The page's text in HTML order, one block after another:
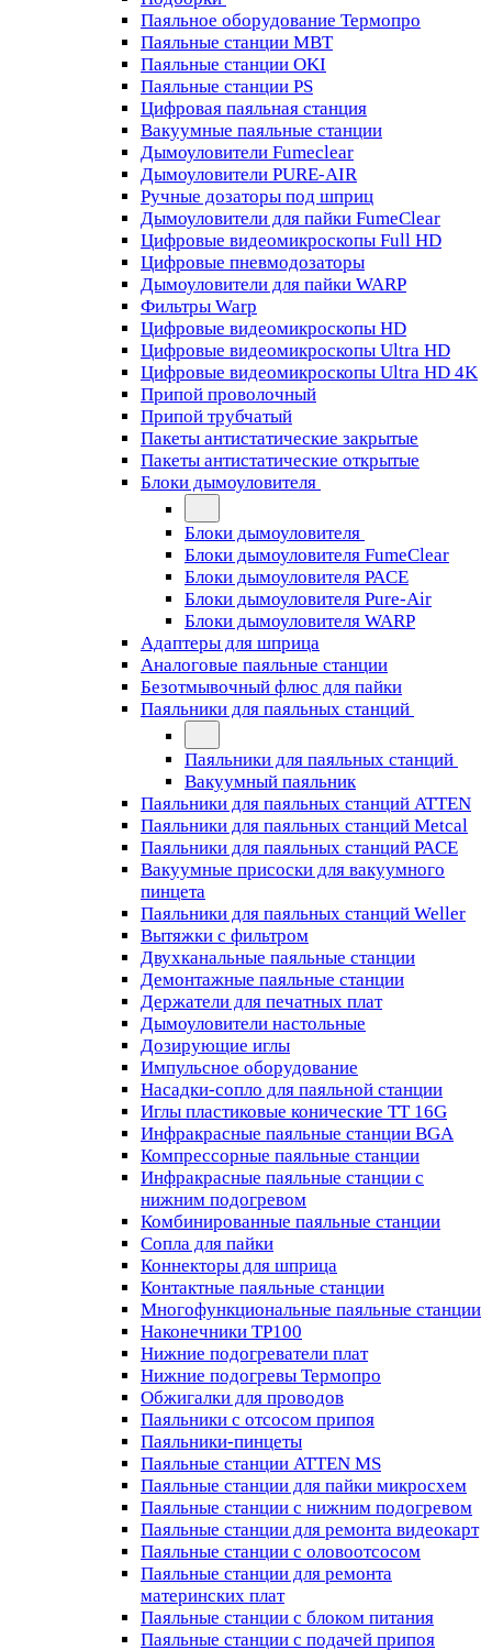
Паяльное оборудование Термопро
Паяльные станции MBT
Паяльные станции OKI
Паяльные станции PS
Цифровая паяльная станция
Вакуумные паяльные станции
Дымоуловители Fumeclear
Дымоуловители PURE-AIR
Ручные дозаторы под шприц
Дымоуловители для пайки FumeClear
Цифровые видеомикроскопы Full HD
Цифровые пневмодозаторы
Дымоуловители для пайки WARP
Фильтры Warp
Цифровые видеомикроскопы HD
Цифровые видеомикроскопы Ultra HD
Цифровые видеомикроскопы Ultra HD 4K
Припой проволочный
Припой трубчатый
Пакеты антистатические закрытые
Пакеты антистатические открытые
Блоки дымоуловителя
Блоки дымоуловителя
Блоки дымоуловителя FumeClear
Блоки дымоуловителя PACE
Блоки дымоуловителя Pure-Air
Блоки дымоуловителя WARP
Адаптеры для шприца
Аналоговые паяльные станции
Безотмывочный флюс для пайки
Паяльники для паяльных станций
Паяльники для паяльных станций
Вакуумный паяльник
Паяльники для паяльных станций ATTEN
Паяльники для паяльных станций Metcal
Паяльники для паяльных станций PACE
Вакуумные присоски для вакуумного
пинцета
Паяльники для паяльных станций Weller
Вытяжки с фильтром
Двухканальные паяльные станции
Демонтажные паяльные станции
Держатели для печатных плат
Дымоуловители настольные
Дозирующие иглы
Импульсное оборудование
Насадки-сопло для паяльной станции
Иглы пластиковые конические TT 16G
Инфракрасные паяльные станции BGA
Компрессорные паяльные станции
Инфракрасные паяльные станции с
нижним подогревом
Комбинированные паяльные станции
Сопла для пайки
Коннекторы для шприца
Контактные паяльные станции
Многофункциональные паяльные станции
Наконечники TP100
Нижние подогреватели плат
Нижние подогревы Термопро
Обжигалки для проводов
Паяльники с отсосом припоя
Паяльники-пинцеты
Паяльные станции ATTEN MS
Паяльные станции для пайки микросхем
Паяльные станции с нижним подогревом
Паяльные станции для ремонта видеокарт
Паяльные станции с оловоотсосом
Паяльные станции для ремонта
материнских плат
Паяльные станции с блоком питания
Паяльные станции с подачей припоя